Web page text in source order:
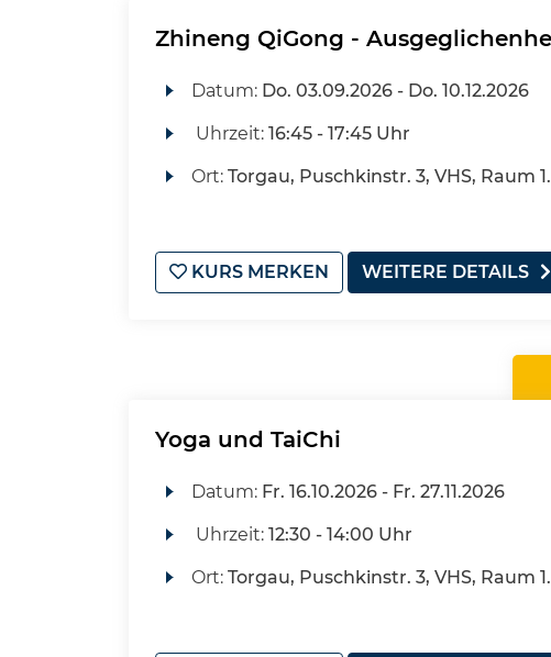
Zhineng QiGong -
Datum: Do. 03.09.2026 - Do. 10.12.2026
Uhrzeit: 16:45 - 17:45 Uhr
Ort: Torgau, Puschkinstr. 3, VHS, Raum
KURS MERKEN WEITERE DETAILS
Yoga und TaiChi
Datum: Fr. 16.10.2026 - Fr. 27.11.2026
Uhrzeit: 12:30 - 14:00 Uhr
Ort: Torgau, Puschkinstr. 3, VHS, Raum